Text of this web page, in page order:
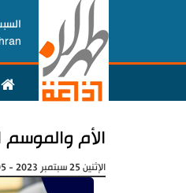
السبت 08-
الأم
الإثنين 25 سبتمبر 2023 - 12:05 بتوقيت طهران